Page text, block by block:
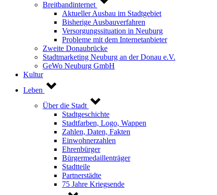
Breitbandinternet
Aktueller Ausbau im Stadtgebiet
Bisherige Ausbauverfahren
Versorgungssituation in Neuburg
Probleme mit dem Internetanbieter
Zweite Donaubrücke
Stadtmarketing Neuburg an der Donau e.V.
GeWo Neuburg GmbH
Kultur
Leben
Über die Stadt
Stadtgeschichte
Stadtfarben, Logo, Wappen
Zahlen, Daten, Fakten
Einwohnerzahlen
Ehrenbürger
Bürgermedaillenträger
Stadtteile
Partnerstädte
75 Jahre Kriegsende